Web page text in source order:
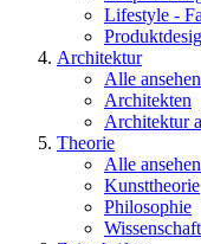
Lifestyle -
Architektur
Alle
Architekten
Architektur
Theorie
Alle
Kunsttheorie
Philosophie
Wissenschaft